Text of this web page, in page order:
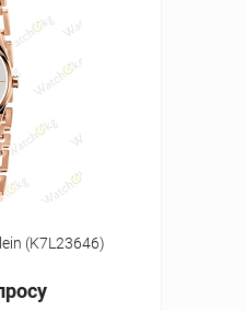
Под заказ
(K7L23646)